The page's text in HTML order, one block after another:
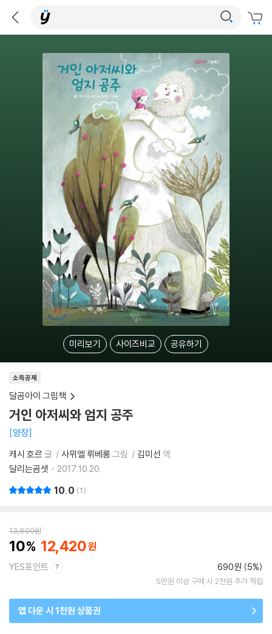
미리보기 사이즈비교 공유하기
소득공제
달곰아이 그림책
거인 아저씨와 엄지 공주
양장
캐시 호르 글 사뮈엘 뤼베롱 그림 김미선 역
달리는곰셋
2017.10.20.
10.0 1
13,800원
10 12,420
YES포인트 690원 (5%)
5만원 이상 구매 시 2천원 추가 적립
앱 다운 시 1천원 상품권